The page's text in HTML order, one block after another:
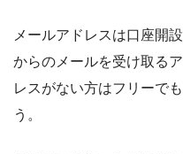
メールアドレスは口座開
からのメールを受け取る
レスがない方はフリーで
う。